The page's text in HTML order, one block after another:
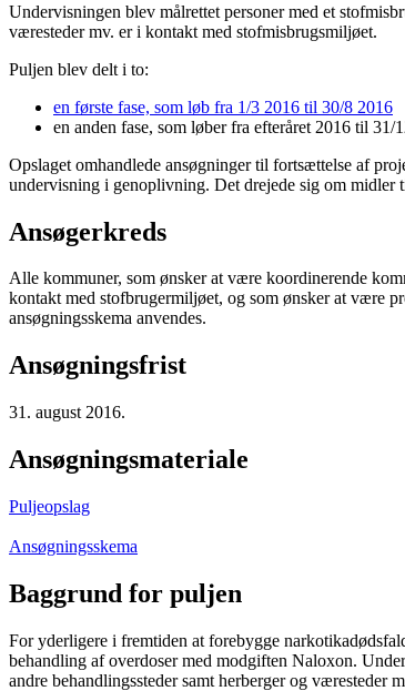
Undervisningen blev målrettet personer med et
væresteder mv. er i kontakt med stofmisbrugsmiljøet.
Puljen blev delt i to:
en første fase, som løb fra 1/3 2016 til 30/8 2016
en anden fase, som løber fra efteråret 2016 til 31/
Opslaget omhandlede ansøgninger til fortsættelse af
undervisning i genoplivning. Det drejede sig om midler
Ansøgerkreds
Alle kommuner, som ønsker at være koordinerende
kontakt med stofbrugermiljøet, og som ønsker at være
ansøgningsskema anvendes.
Ansøgningsfrist
31. august 2016.
Ansøgningsmateriale
Puljeopslag
Ansøgningsskema
Baggrund for puljen
For yderligere i fremtiden at forebygge
behandling af overdoser med modgiften Naloxon.
andre behandlingssteder samt herberger og væresteder